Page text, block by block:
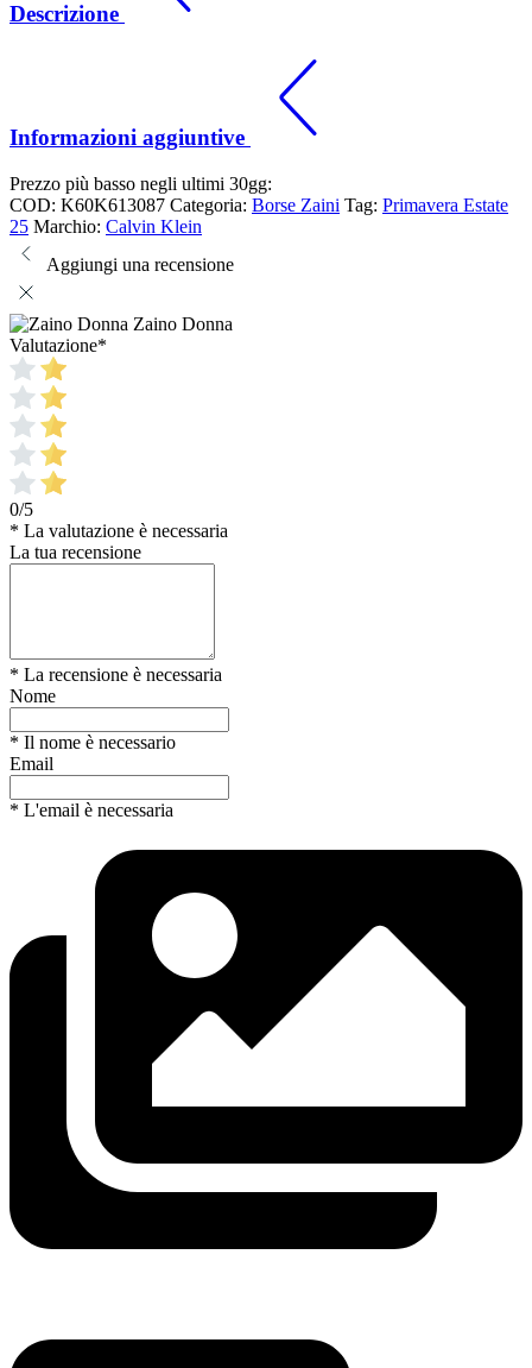
Descrizione
Informazioni aggiuntive
Prezzo più basso negli ultimi 30gg:
COD: K60K613087 Categoria: Borse Zaini Tag: Primavera Estate
25 Marchio: Calvin Klein
Aggiungi una recensione
Zaino Donna
Valutazione*
0/5
* La valutazione è necessaria
La tua recensione
* La recensione è necessaria
Nome
* Il nome è necessario
Email
* L'email è necessaria